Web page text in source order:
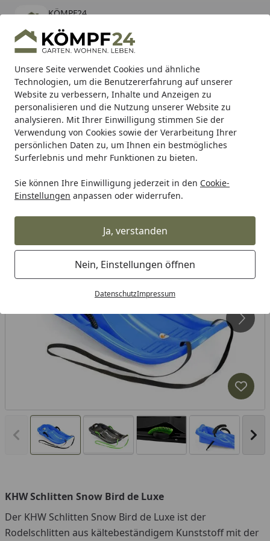
Unsere Seite verwendet Cookies und ähnliche
Technologien, um die Benutzererfahrung auf unserer
Website zu verbessern, Inhalte und Anzeigen zu
personalisieren und die Nutzung unserer Website zu
analysieren. Mit Ihrer Einwilligung stimmen Sie der
Verwendung von Cookies sowie der Verarbeitung Ihrer
persönlichen Daten zu, um Ihnen ein bestmögliches
Surferlebnis und mehr Funktionen zu bieten.
Sie können Ihre Einwilligung jederzeit in den Cookie-
Einstellungen anpassen oder widerrufen.
Ja, verstanden
Nein, Einstellungen öffnen
DatenschutzImpressum
KÖMPF24
kostenlos - Im App Store
Hotline
Alle Produkte
Mein Konto
Suchen
Karibu Pools inkl. gratis Sandfilteranlage & Pool-
Starterset (Gesamtwert bis 468,99€)
Startseite
Freizeit & Sport Kinderspielgeräte & Spielzeuge
KHW Schlitten Snow Bird de Luxe
Vorheriges Bild anzeigen
KHW Schlitten Snow Bird de Luxe
Der KHW Schlitten Snow Bird de Luxe ist der
Rodelschlitten aus kältebeständigem Kunststoff mit der